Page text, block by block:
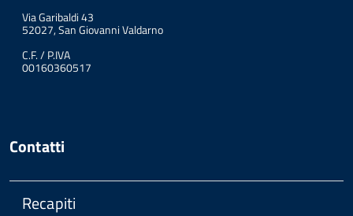
Via Garibaldi 43
52027, San Giovanni Valdarno
C.F. / P.IVA
00160360517
Contatti
Recapiti